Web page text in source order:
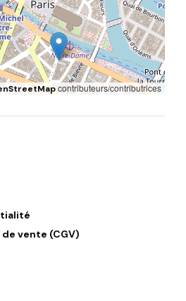
contributeurs/contributrices
vente (CGV)